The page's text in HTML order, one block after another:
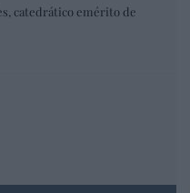
catedrático emérito de